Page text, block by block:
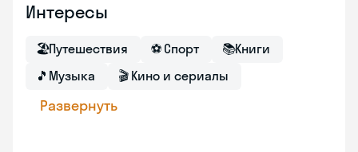
Интересы
🏖Путешествия ⚽ Спорт 📚Книги
🎵 Музыка 🎬 Кино и сериалы
Развернуть